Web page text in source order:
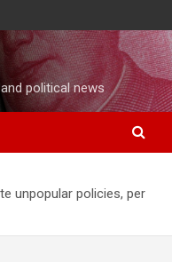
political news
unpopular policies, per